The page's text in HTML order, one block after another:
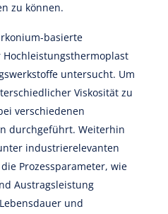
zu können.
basierte
untersucht. Um
Viskosität zu
verschiedenen
durchgeführt. Weiterhin
industrierelevanten
Prozessparameter, wie
Austragsleistung
und